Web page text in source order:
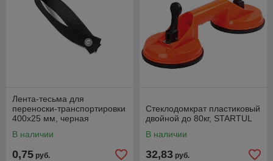
Лента-тесьма для
переноски-транспортировки
400x25 мм, черная
В наличии
0,75 руб.
Стеклодомкрат пластиковый
двойной до 80кг, STARTUL
В наличии
32,83 руб.